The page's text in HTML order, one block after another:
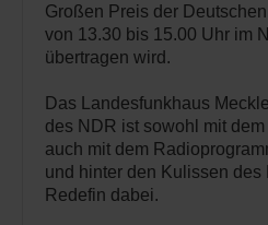
Großen Preis der
von 13.30 bis 15.00 Uhr im
übertragen wird.
Das Landesfunkhaus
des NDR ist sowohl mit dem
auch mit dem
und hinter den Kulissen des
Redefin dabei.